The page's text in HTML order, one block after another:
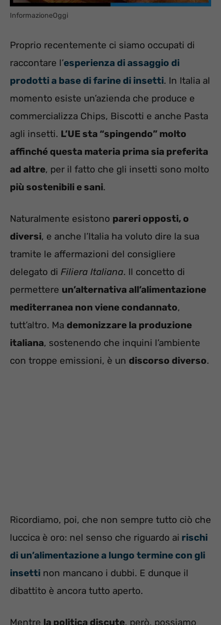
InformazioneOggi
Proprio recentemente ci siamo occupati di
raccontare l’esperienza di assaggio di
prodotti a base di farine di insetti. In Italia al
momento esiste un’azienda che produce e
commercializza Chips, Biscotti e anche Pasta
agli insetti. L’UE sta “spingendo” molto
affinché questa materia prima sia preferita
ad altre, per il fatto che gli insetti sono molto
più sostenibili e sani.
Naturalmente esistono pareri opposti, o
diversi, e anche l’Italia ha voluto dire la sua
tramite le affermazioni del consigliere
delegato di Filiera Italiana. Il concetto di
permettere un’alternativa all’alimentazione
mediterranea non viene condannato,
tutt’altro. Ma demonizzare la produzione
italiana, sostenendo che inquini l’ambiente
con troppe emissioni, è un discorso diverso.
Ricordiamo, poi, che non sempre tutto ciò che
luccica è oro: nel senso che riguardo ai rischi
di un’alimentazione a lungo termine con gli
insetti non mancano i dubbi. E dunque il
dibattito è ancora tutto aperto.
Mentre la politica discute, però, possiamo